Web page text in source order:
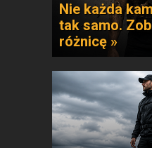
Nie każda
tak samo.
różnicę »